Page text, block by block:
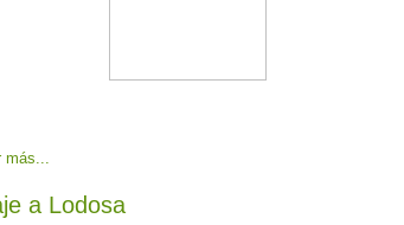
más...
a Lodosa